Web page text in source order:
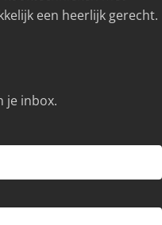
een heerlijk gerecht.
je inbox.